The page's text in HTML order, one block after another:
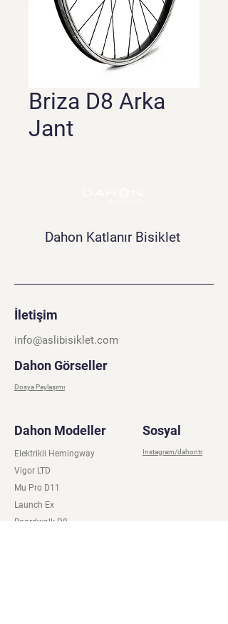
Briza D8 Arka
Jant
Dahon Katlanır Bisiklet
İletişim
info@aslibisiklet.com
Dahon Görseller
Dosya Paylaşımı
Dahon Modeller
Elektrikli Hemingway
Vigor LTD
Mu Pro D11
Launch Ex
Boardwalk D8
Sosyal
Instagram/dahontr